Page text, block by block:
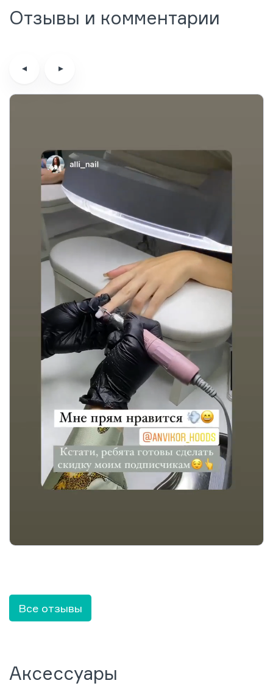
Отзывы и комментарии
Все отзывы
Аксессуары